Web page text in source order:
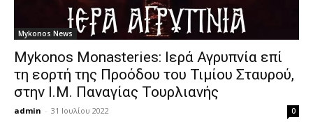
Mykonos News
Mykonos Monasteries: Ιερά Αγρυπνία επί
τη εορτή της Προόδου του Τιμίου Σταυρού,
στην Ι.Μ. Παναγίας Τουρλιανής
admin - 31 Ιουλίου 2022 0